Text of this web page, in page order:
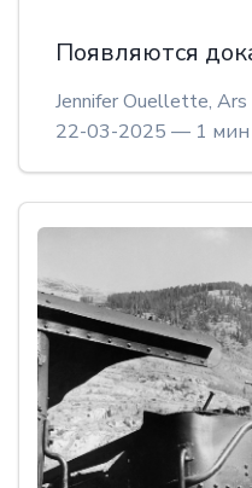
Jennifer Ouellette, Ars
22-03-2025 — 1 мин